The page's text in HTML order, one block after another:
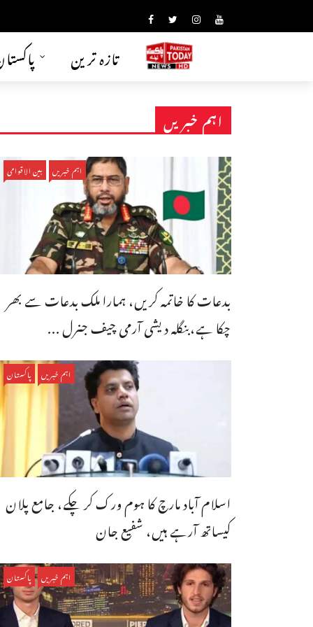
تازہ ترین
اہم خبریں
اہم خبریں بین الاقوامی
بدعات کا خاتمہ کریں، ہمارا ملک بدعات سے بھر
چکا ہے،بنگله دیشی آرمی چیف جنرل ...
اہم خبریں پاکستان
اسلام آباد مارچ کا ہوم ورک کر چکے، جامع پلان
کیساتھ آرہے ہیں، شفیع جان
اہم خبریں پاکستان